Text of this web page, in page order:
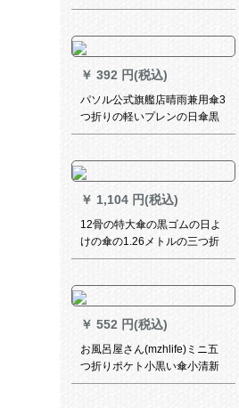
折りたたみ傘晴雨兼用ポケト
￥ 392 円(税込)
パソル公式旗艦店晴雨兼用傘3
つ折りの軽いプレンの日傘黒
いゴムの日よけ傘の色が青々
￥ 1,104 円(税込)
12骨の特大傘の黒ゴムの日よ
けの傘の1.26メトルの三つ折
りの全自動晴雨兼用の傘の男
の黒ゴムの傘の抗風のとして
も大き雨の両用の126 CMの
12骨の黒ゴムのCMです。
￥ 552 円(税込)
お風呂屋さん(mzhlife)ミニ五
つ折りポケト小黒い傘小清新
ポケット女日烧け紫外線対策